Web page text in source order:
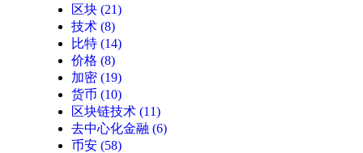
区块 (21)
技术 (8)
比特 (14)
价格 (8)
加密 (19)
货币 (10)
区块链技术 (11)
去中心化金融 (6)
币安 (58)